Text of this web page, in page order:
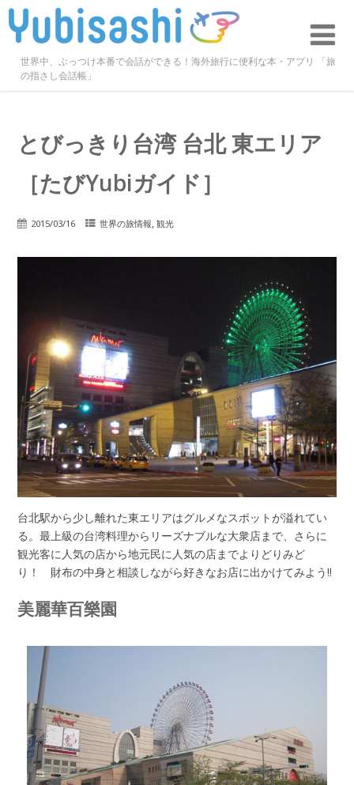
世界中、ぶっつけ本番で会話ができる！海外旅行に便利な本・アプリ 「旅
の指さし会話帳」
とびっきり台湾 台北 東エリア
［たびYubiガイド］
2015/03/16 世界の旅情報, 観光
台北駅から少し離れた東エリアはグルメなスポットが溢れてい
る。最上級の台湾料理からリーズナブルな大衆店まで、さらに
観光客に人気の店から地元民に人気の店までよりどりみど
り！ 財布の中身と相談しながら好きなお店に出かけてみよう!!
美麗華百樂園